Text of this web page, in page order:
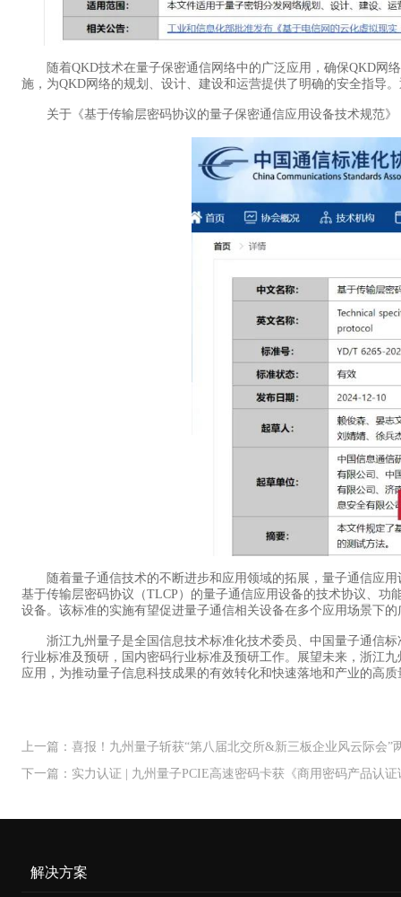
随着QKD技术在量子保密通信网络中的广泛应用，确保QKD网络
施，为QKD网络的规划、设计、建设和运营提供了明确的安全指导
关于《基于传输层密码协议的量子保密通信应用设备技术规范》
随着量子通信技术的不断进步和应用领域的拓展，量子通信应用
基于传输层密码协议（TLCP）的量子通信应用设备的技术协议、
设备。该标准的实施有望促进量子通信相关设备在多个应用场景下的
浙江九州量子是全国信息技术标准化技术委员、中国量子通信标
行业标准及预研，国内密码行业标准及预研工作。展望未来，浙江
应用，为推动量子信息科技成果的有效转化和快速落地和产业的高
上一篇：喜报！九州量子斩获“第八届北交所&新三板企业风云际会”
下一篇：实力认证 | 九州量子PCIE高速密码卡获《商用密码产品认证
解决方案